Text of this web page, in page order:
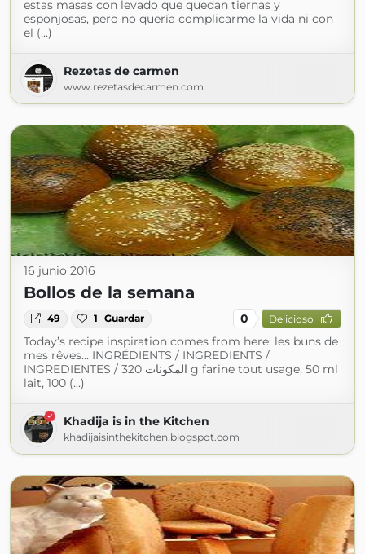
estas masas con levado que quedan tiernas y
esponjosas, pero no quería complicarme la vida ni con
el (...)
Rezetas de carmen
www.rezetasdecarmen.com
16 junio 2016
Bollos de la semana
49 1 Guardar 0 Delicioso
Today’s recipe inspiration comes from here: les buns de
mes rêves… INGRÉDIENTS / INGREDIENTS /
INGREDIENTES / المكونات 320 g farine tout usage, 50 ml
lait, 100 (...)
Khadija is in the Kitchen
khadijaisinthekitchen.blogspot.com